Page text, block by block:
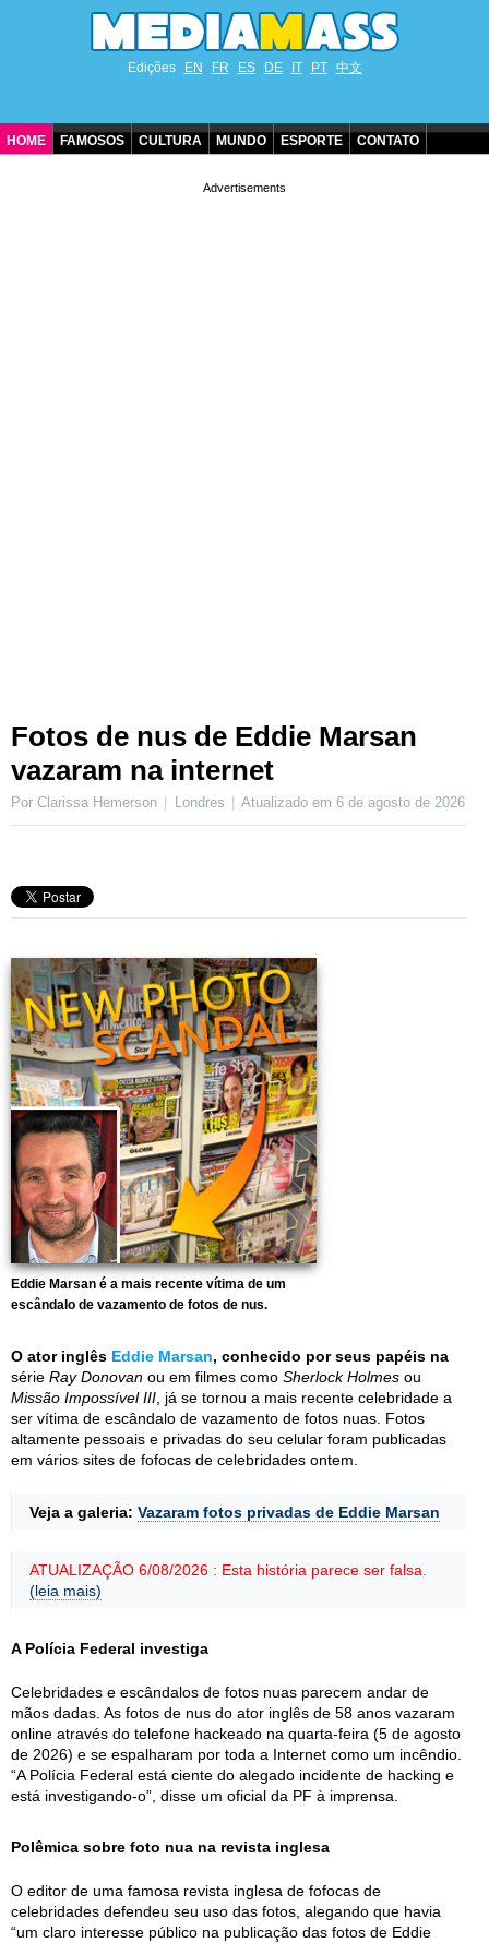
Edições EN FR ES DE IT PT 中文
HOME FAMOSOS CULTURA MUNDO ESPORTE CONTATO
Fotos de nus de Eddie Marsan
vazaram na internet
Por Clarissa Hemerson Londres Atualizado em6 de agosto de 2026
Eddie Marsan é a mais recente vítima de um
escândalo de vazamento de fotos de nus.
O ator inglês Eddie Marsan, conhecido por seus papéis na
série Ray Donovan ou em filmes como Sherlock Holmes ou
Missão Impossível III , já se tornou a mais recente celebridade a
ser vítima de escândalo de vazamento de fotos nuas. Fotos
altamente pessoais e privadas do seu celular foram publicadas
em vários sites de fofocas de celebridades ontem.
Veja a galeria: Vazaram fotos privadas de Eddie Marsan
ATUALIZAÇÃO 6/08/2026 : Esta história parece ser falsa.
(leia mais)
A Polícia Federal investiga
Celebridades e escândalos de fotos nuas parecem andar de
mãos dadas. As fotos de nus do ator inglês de 58 anos vazaram
online através do telefone hackeado na quarta-feira (5 de agosto
de 2026) e se espalharam por toda a Internet como um incêndio.
“A Polícia Federal está ciente do alegado incidente de hacking e
está investigando-o”, disse um oficial da PF à imprensa.
Polêmica sobre foto nua na revista inglesa
O editor de uma famosa revista inglesa de fofocas de
celebridades defendeu seu uso das fotos, alegando que havia
“um claro interesse público na publicação das fotos de Eddie